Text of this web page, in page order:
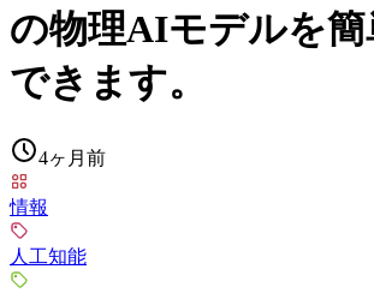
の物理AIモデルを簡
できます。
4ヶ月前
情報
人工知能